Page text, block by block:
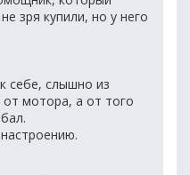
зря купили, но у него
себе, слышно из
мотора, а от того